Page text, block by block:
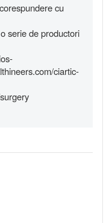
cu
serie de productori
ciartic-